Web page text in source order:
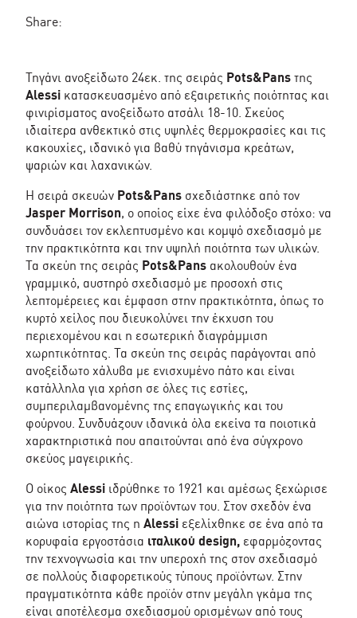
-
Share:
Τηγάνι ανοξείδωτο 24εκ. της σειράς Pots&Pans της
Alessi κατασκευασμένο από εξαιρετικής ποιότητας και
φινιρίσματος ανοξείδωτο ατσάλι 18-10. Σκεύος
ιδιαίτερα ανθεκτικό στις υψηλές θερμοκρασίες και τις
κακουχίες, ιδανικό για βαθύ τηγάνισμα κρεάτων,
ψαριών και λαχανικών.
Η σειρά σκευών Pots&Pans σχεδιάστηκε από τον
Jasper Morrison, ο οποίος είχε ένα φιλόδοξο στόχο: να
συνδυάσει τον εκλεπτυσμένο και κομψό σχεδιασμό με
την πρακτικότητα και την υψηλή ποιότητα των υλικών.
Τα σκεύη της σειράς Pots&Pans ακολουθούν ένα
γραμμικό, αυστηρό σχεδιασμό με προσοχή στις
λεπτομέρειες και έμφαση στην πρακτικότητα, όπως το
κυρτό χείλος που διευκολύνει την έκχυση του
περιεχομένου και η εσωτερική διαγράμμιση
χωρητικότητας. Τα σκεύη της σειράς παράγονται από
ανοξείδωτο χάλυβα με ενισχυμένο πάτο και είναι
κατάλληλα για χρήση σε όλες τις εστίες,
συμπεριλαμβανομένης της επαγωγικής και του
φούρνου. Συνδυάζουν ιδανικά όλα εκείνα τα ποιοτικά
χαρακτηριστικά που απαιτούνται από ένα σύγχρονο
σκεύος μαγειρικής.
Ο οίκος Alessi ιδρύθηκε το 1921 και αμέσως ξεχώρισε
για την ποιότητα των προϊόντων του. Στον σχεδόν ένα
αιώνα ιστορίας της η Alessi εξελίχθηκε σε ένα από τα
κορυφαία εργοστάσια ιταλικού design, εφαρμόζοντας
την τεχνογνωσία και την υπεροχή της στον σχεδιασμό
σε πολλούς διαφορετικούς τύπους προϊόντων. Στην
πραγματικότητα κάθε προϊόν στην μεγάλη γκάμα της
είναι αποτέλεσμα σχεδιασμού ορισμένων από τους